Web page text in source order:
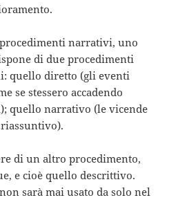
narrativi, uno
di due procedimenti
quello diretto (gli eventi
se stessero accadendo
quello narrativo (le vicende
di un altro procedimento,
e cioè quello descrittivo.
sarà mai usato da solo nel